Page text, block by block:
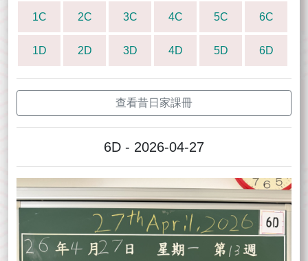
1C 2C 3C 4C 5C 6C
1D 2D 3D 4D 5D 6D
查看昔日家課冊
6D - 2026-04-27